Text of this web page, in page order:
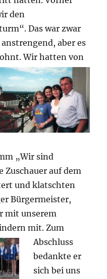
den
Das war zwar
aber es
Wir hatten von
„Wir sind
Zuschauer auf dem
und klatschten
Bürgermeister,
mit unserem
mit. Zum
Abschluss
bedankte er
sich bei uns